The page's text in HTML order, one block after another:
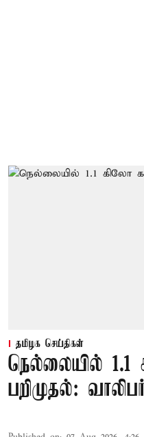
தமிழக செய்திகள்
நெல்லையில் 1.1
பறிமுதல்: